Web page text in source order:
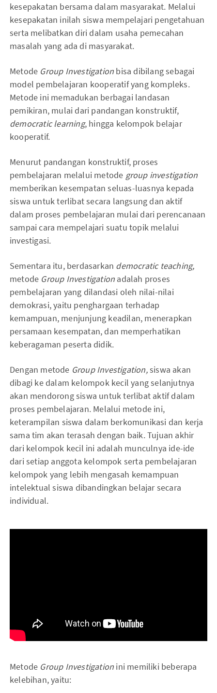
kesepakatan bersama dalam masyarakat. Melalui
kesepakatan inilah siswa mempelajari pengetahuan
serta melibatkan diri dalam usaha pemecahan
masalah yang ada di masyarakat.
Metode Group Investigation bisa dibilang sebagai
model pembelajaran kooperatif yang kompleks.
Metode ini memadukan berbagai landasan
pemikiran, mulai dari pandangan konstruktif,
democratic learning, hingga kelompok belajar
kooperatif.
Menurut pandangan konstruktif, proses
pembelajaran melalui metode group investigation
memberikan kesempatan seluas-luasnya kepada
siswa untuk terlibat secara langsung dan aktif
dalam proses pembelajaran mulai dari perencanaan
sampai cara mempelajari suatu topik melalui
investigasi.
Sementara itu, berdasarkan democratic teaching,
metode Group Investigation adalah proses
pembelajaran yang dilandasi oleh nilai-nilai
demokrasi, yaitu penghargaan terhadap
kemampuan, menjunjung keadilan, menerapkan
persamaan kesempatan, dan memperhatikan
keberagaman peserta didik.
Dengan metode Group Investigation,siswa akan
dibagi ke dalam kelompok kecil yang selanjutnya
akan mendorong siswa untuk terlibat aktif dalam
proses pembelajaran. Melalui metode ini,
keterampilan siswa dalam berkomunikasi dan kerja
sama tim akan terasah dengan baik. Tujuan akhir
dari kelompok kecil ini adalah munculnya ide-ide
dari setiap anggota kelompok serta pembelajaran
kelompok yang lebih mengasah kemampuan
intelektual siswa dibandingkan belajar secara
individual.
Metode Group Investigation ini memiliki beberapa
kelebihan, yaitu: